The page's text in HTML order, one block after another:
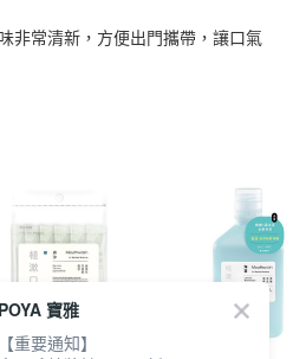
非常清新，方便出門攜帶，讓口氣
POYA 寶雅
【重要通知】